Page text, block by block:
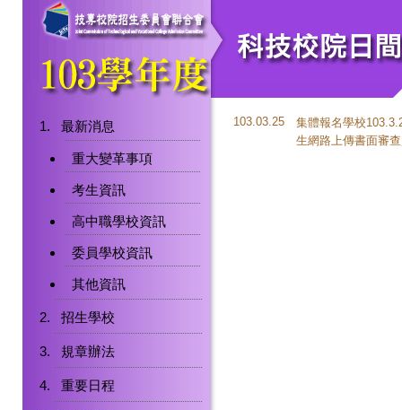
最新消息
重大變革事項
考生資訊
高中職學校資訊
委員學校資訊
其他資訊
招生學校
規章辦法
重要日程
103.03.25
集體報名學校
生網路上傳書面審